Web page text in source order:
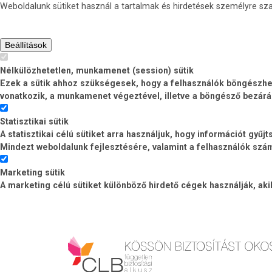
Weboldalunk sütiket használ a tartalmak és hirdetések személyre
Beállítások
Nélkülözhetetlen, munkamenet (session) sütik
Ezek a sütik ahhoz szükségesek, hogy a felhasználók
vonatkozik, a munkamenet végeztével, illetve a böngésző
Statisztikai sütik
A statisztikai célú sütiket arra használjuk, hogy információt
Mindezt weboldalunk fejlesztésére, valamint a felhasználók
Marketing sütik
A marketing célú sütiket különböző hirdető cégek használják,